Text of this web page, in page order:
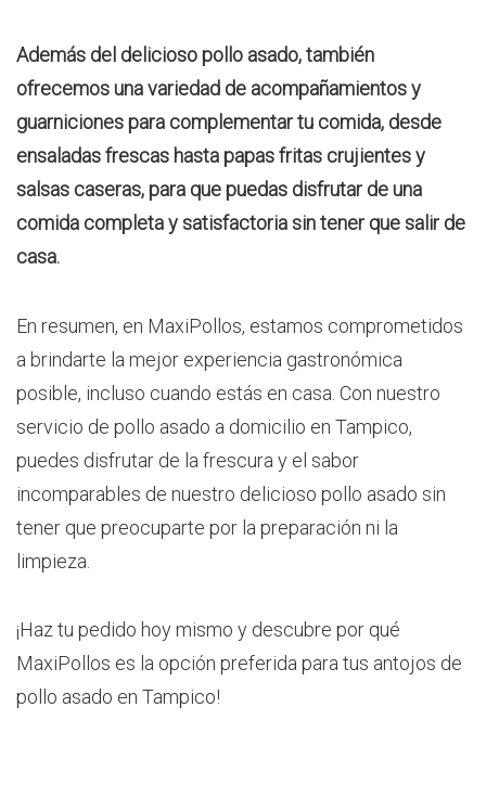
Además del delicioso pollo asado, también
ofrecemos una variedad de acompañamientos y
guarniciones para complementar tu comida, desde
ensaladas frescas hasta papas fritas crujientes y
salsas caseras, para que puedas disfrutar de una
comida completa y satisfactoria sin tener que salir de
casa.
En resumen, en MaxiPollos, estamos comprometidos
a brindarte la mejor experiencia gastronómica
posible, incluso cuando estás en casa. Con nuestro
servicio de pollo asado a domicilio en Tampico,
puedes disfrutar de la frescura y el sabor
incomparables de nuestro delicioso pollo asado sin
tener que preocuparte por la preparación ni la
limpieza.
¡Haz tu pedido hoy mismo y descubre por qué
MaxiPollos es la opción preferida para tus antojos de
pollo asado en Tampico!